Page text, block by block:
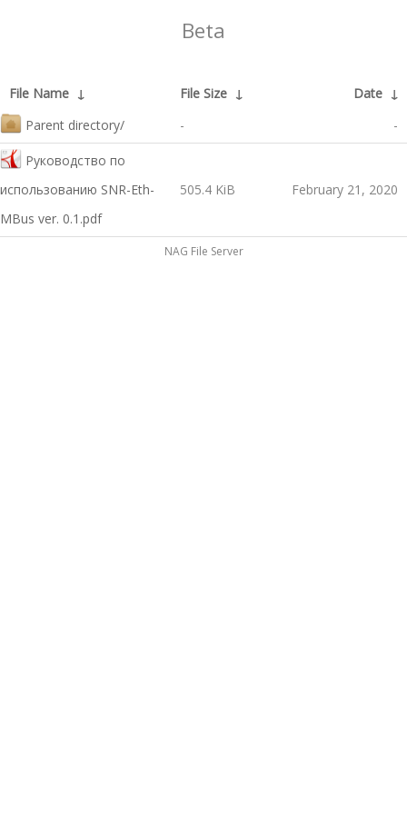
Beta
File Name ↓ File Size ↓ Date ↓
Parent directory/
- -
Руководство по
использованию SNR-Eth-
MBus ver. 0.1.pdf
505.4 KiB February 21, 2020
NAG File Server